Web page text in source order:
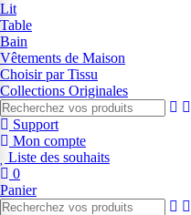
Lit
Table
Bain
Vêtements de Maison
Choisir par Tissu
Collections Originales
Support
Mon compte
Liste des souhaits
0
Panier